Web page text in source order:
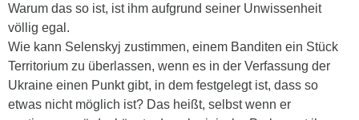
Warum das so ist, ist ihm aufgrund seiner Unwissenheit
völlig egal.
Wie kann Selenskyj zustimmen, einem Banditen ein Stück
Territorium zu überlassen, wenn es in der Verfassung der
Ukraine einen Punkt gibt, in dem festgelegt ist, dass so
etwas nicht möglich ist? Das heißt, selbst wenn er